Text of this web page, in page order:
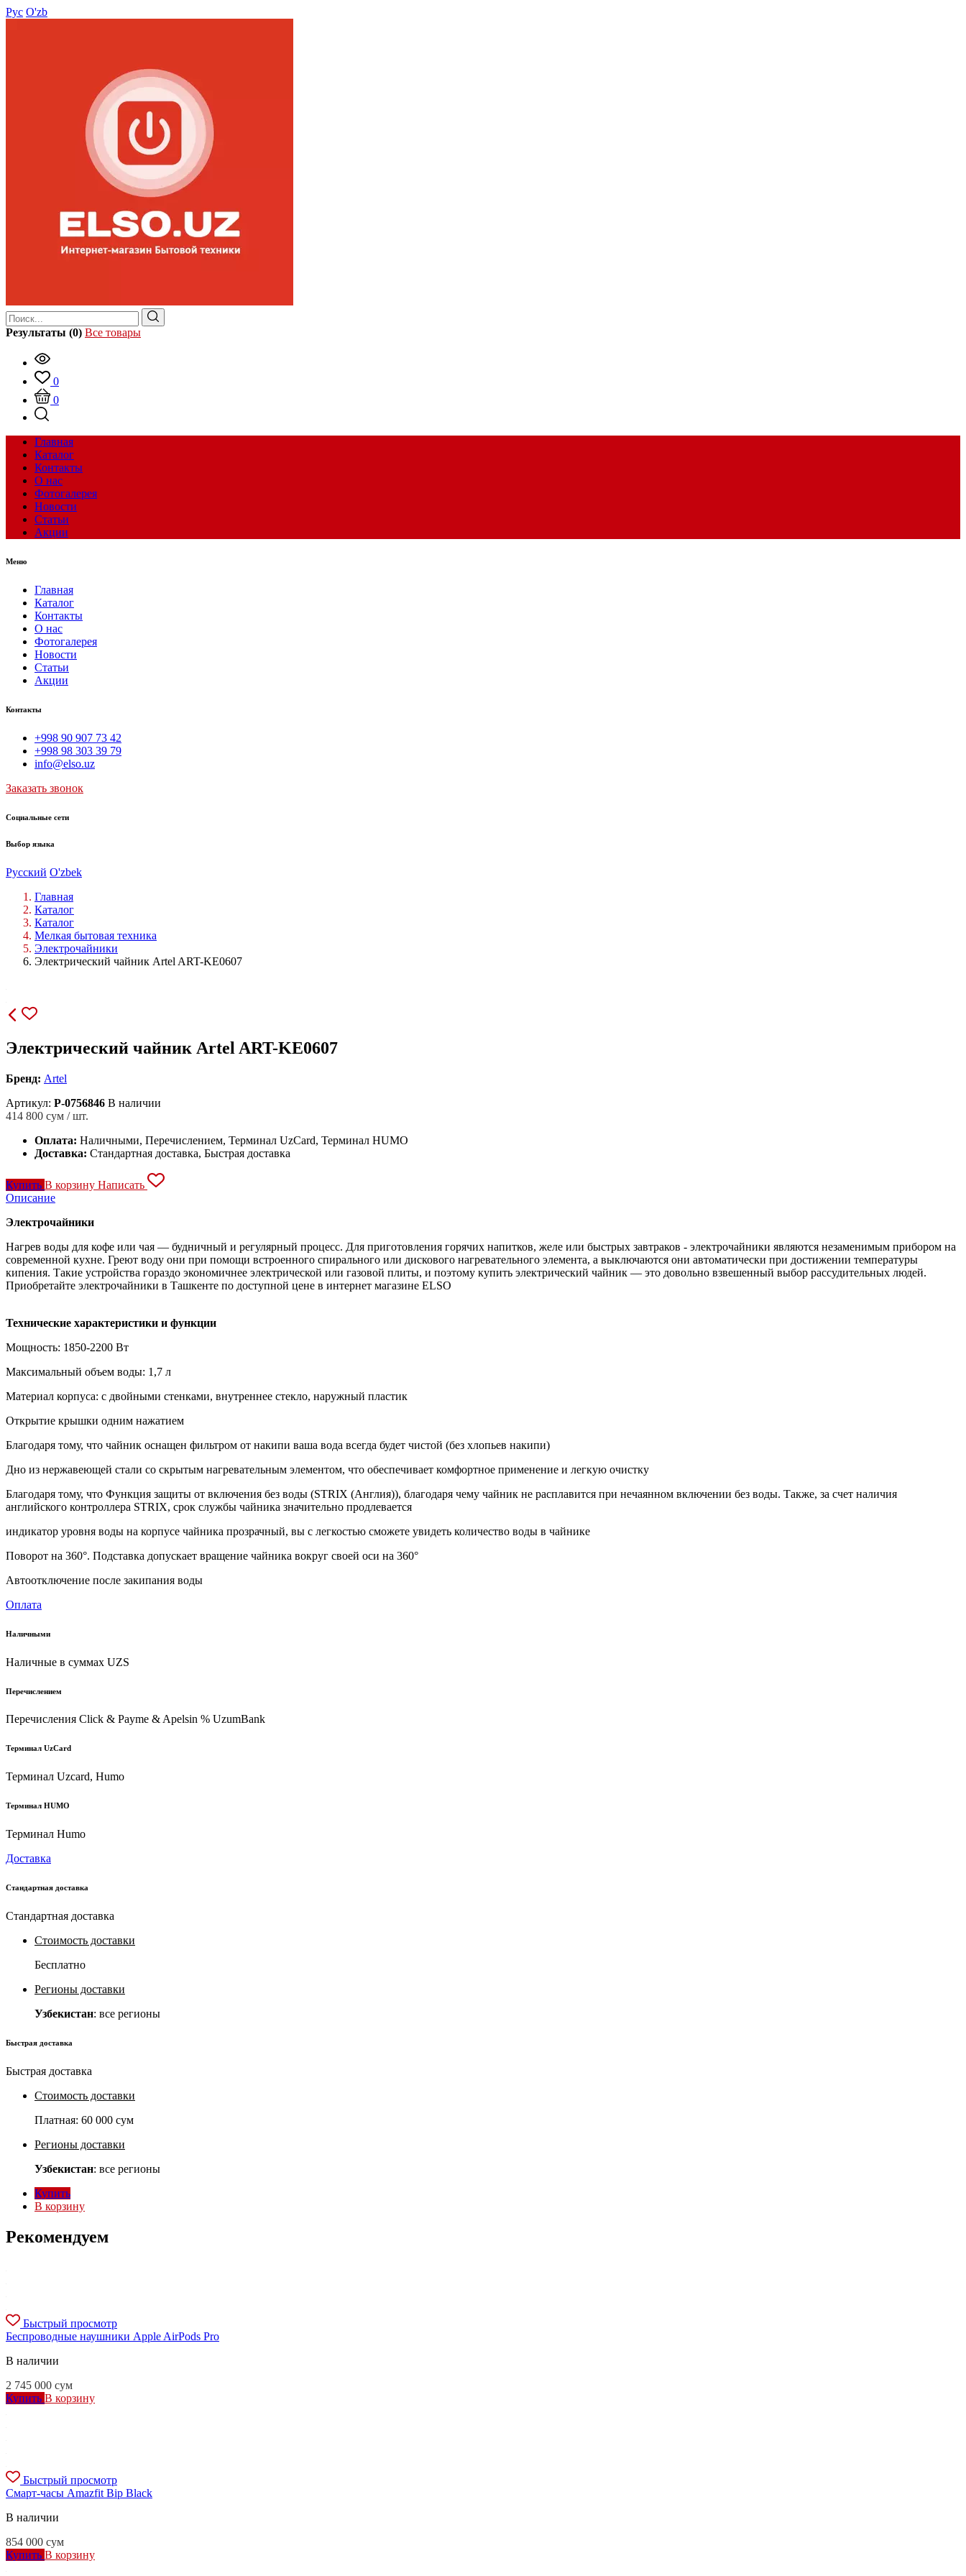
Рус O'zb
Результаты (0) Все товары
0
0
Главная
Каталог
Контакты
О нас
Фотогалерея
Новости
Статьи
Акции
Меню
Главная
Каталог
Контакты
О нас
Фотогалерея
Новости
Статьи
Акции
Контакты
+998 90 907 73 42
+998 98 303 39 79
info@elso.uz
Заказать звонок
Социальные сети
Выбор языка
Русский O'zbek
Главная
Каталог
Каталог
Мелкая бытовая техника
Электрочайники
Электрический чайник Artel ART-KE0607
Электрический чайник Artel ART-KE0607
Бренд: Artel
Артикул: P-0756846 В наличии
414 800 сум / шт.
Оплата: Наличными, Перечислением, Терминал UzCard, Терминал HUMO
Доставка: Стандартная доставка, Быстрая доставка
Купить В корзину Написать
Описание
Электрочайники
Нагрев воды для кофе или чая — будничный и регулярный процесс. Для приготовления горячих напитков, желе или быстрых завтраков - электрочайники являются незаменимым прибором на
современной кухне. Греют воду они при помощи встроенного спирального или дискового нагревательного элемента, а выключаются они автоматически при достижении температуры
кипения. Такие устройства гораздо экономичнее электрической или газовой плиты, и поэтому купить электрический чайник — это довольно взвешенный выбор рассудительных людей.
Приобретайте электрочайники в Ташкенте по доступной цене в интернет магазине ELSO
Технические характеристики и функции
Мощность: 1850-2200 Вт
Максимальный объем воды: 1,7 л
Материал корпуса: с двойными стенками, внутреннее стекло, наружный пластик
Открытие крышки одним нажатием
Благодаря тому, что чайник оснащен фильтром от накипи ваша вода всегда будет чистой (без хлопьев накипи)
Дно из нержавеющей cтали со скрытым нагревательным элементом, что обеспечивает комфортное применение и легкую очистку
Благодаря тому, что Функция защиты от включения без воды (STRIX (Англия)), благодаря чему чайник не расплавится при нечаянном включении без воды. Также, за счет наличия
английского контроллера STRIX, срок службы чайника значительно продлевается
индикатор уровня воды на корпусе чайника прозрачный, вы с легкостью сможете увидеть количество воды в чайнике
Поворот на 360°. Подставка допускает вращение чайника вокруг своей оси на 360°
Автоотключение после закипания воды
Оплата
Наличными
Наличные в суммах UZS
Перечислением
Перечисления Click & Payme & Apelsin % UzumBank
Терминал UzCard
Терминал Uzcard, Humo
Терминал HUMO
Терминал Humo
Доставка
Стандартная доставка
Стандартная доставка
Стоимость доставки
Бесплатно
Регионы доставки
Узбекистан: все регионы
Быстрая доставка
Быстрая доставка
Стоимость доставки
Платная: 60 000 сум
Регионы доставки
Узбекистан: все регионы
Купить
В корзину
Рекомендуем
Быстрый просмотр
Беспроводные наушники Apple AirPods Pro
В наличии
2 745 000 сум
Купить В корзину
Быстрый просмотр
Смарт-часы Amazfit Bip Black
В наличии
854 000 сум
Купить В корзину